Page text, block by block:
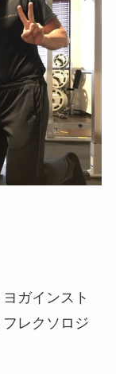
ガインスト
レクソロジ